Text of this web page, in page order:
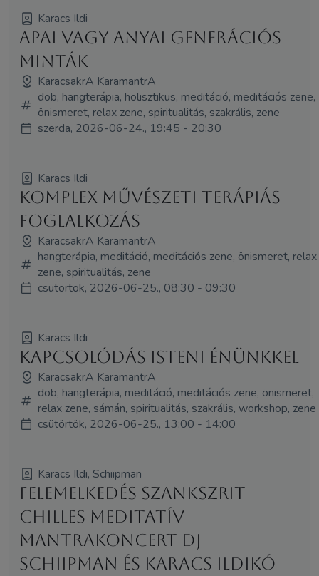
Karacs Ildi
Apai vagy anyai generációs
minták
KaracsakrA KaramantrA
dob, hangterápia, holisztikus, meditáció, meditációs zene,
önismeret, relax zene, spiritualitás, szakrális, zene
szerda, 2026-06-24., 19:45 - 20:30
Karacs Ildi
Komplex művészeti terápiás
foglalkozás
KaracsakrA KaramantrA
hangterápia, meditáció, meditációs zene, önismeret, relax
zene, spiritualitás, zene
csütörtök, 2026-06-25., 08:30 - 09:30
Karacs Ildi
Kapcsolódás Isteni énünkkel
KaracsakrA KaramantrA
dob, hangterápia, meditáció, meditációs zene, önismeret,
relax zene, sámán, spiritualitás, szakrális, workshop, zene
csütörtök, 2026-06-25., 13:00 - 14:00
Karacs Ildi, Schiipman
Felemelkedés szankszrit
chilles meditatív
mantrakoncert Dj
Schiipman és Karacs Ildikó